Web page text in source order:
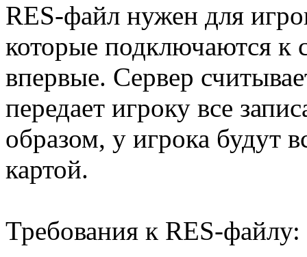
RES-файл нужен для
которые подключаются к
впервые. Сервер
передает игроку все
образом, у игрока будут
картой.
Требования к RES-файлу: